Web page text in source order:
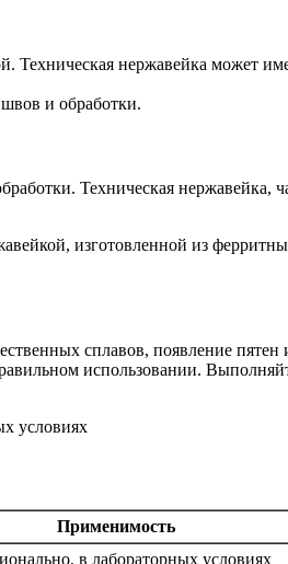
Техническая нержавейка может
и обработки.
Техническая нержавейка,
изготовленной из
сплавов, появление
использовании.
Применимость
в лабораторных условиях